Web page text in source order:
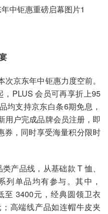
京东年中钜惠力度空前。
PLUS 会员可再享折上95
均支持京东白条6期免息，
用户完成品牌会员注册，即
券，同时享受海量积分限时
产品线，从基础款 T 恤、
列单品均有参与。其中，
至 3400元，经典圆领卫衣
高端线产品如连帽牛皮夹